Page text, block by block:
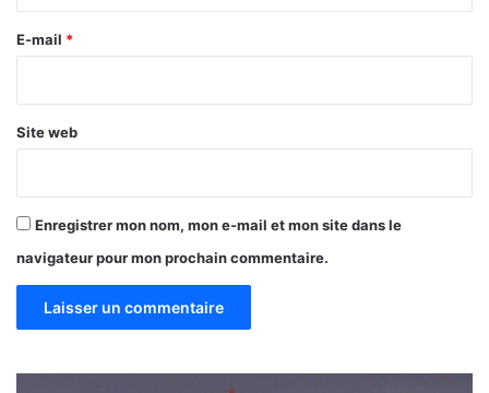
e
E-mail *
Site web
Enregistrer mon nom, mon e-mail et mon site dans le
navigateur pour mon prochain commentaire.